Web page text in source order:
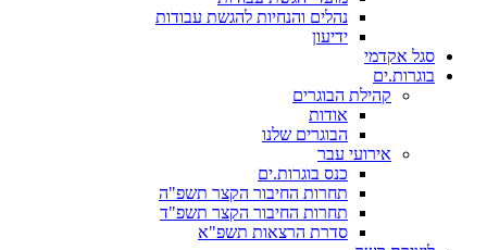
נהלים והנחיות להגשת עבודות
ידיעון
סגל אקדמי
בוגרות.ים
קהילת הבוגרים
אודות
הבוגרים שלנו
אירועי עבר
כנס בוגרות.ים
תחרות החיבור הקצר תשפ"ה
תחרות החיבור הקצר תשפ"ד
סדרת הרצאות תשפ"א